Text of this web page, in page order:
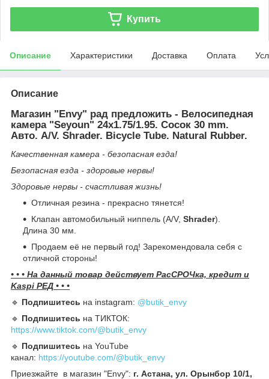
Купить
Описание Характеристики Доставка Оплата
Описание
Магазин "Envy" рад предложить - Велосипедная
камера "Seyoun" 24x1.75/1.95. Сосок 30 mm.
Авто. A/V. Shrader. Bicycle Tube. Natural Rubber.
Качественная камера - безопасная езда!
Безопасная езда - здоровые нервы!
Здоровые нервы - счастливая жизнь!
Отличная резина - прекрасно тянется!
Клапан автомобильный ниппель (A/V, Shrader).
Длина 30 мм.
Продаем её не первый год! Зарекомендовала себя с
отличной стороны!
• • • На данный товар действует РасСРОЧка, кредит и
Kaspi РЕД • • •
🔹️ Подпишитесь на instagram: @butik_envy
🔹️ Подпишитесь на ТИКТОК:
https://www.tiktok.com/@butik_envy
🔹️ Подпишитесь на YouTube
канал: https://youtube.com/@butik_envy
Приезжайте в магазин "Envy": г. Астана, ул. Орынбор 10/1,